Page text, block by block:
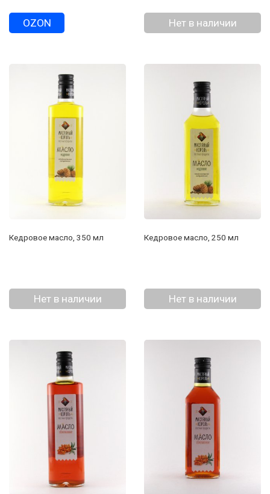
OZON Нет в наличии
Кедровое масло, 350 мл
Нет в наличии
Кедровое масло, 250 мл
Нет в наличии